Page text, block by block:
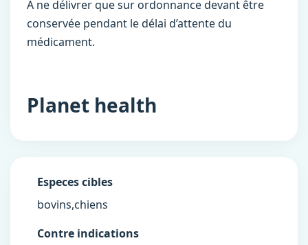
A ne délivrer que sur ordonnance devant être
conservée pendant le délai d’attente du
médicament.
Planet health
Especes cibles
bovins,chiens
Contre indications